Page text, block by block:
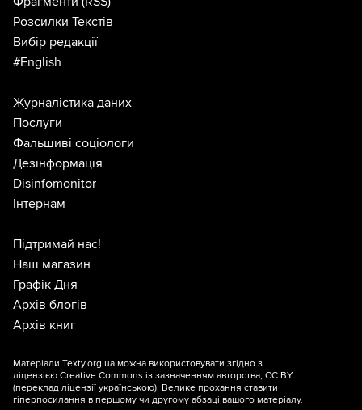
Розсилки Текстів
Вибір редакції
#English
Журналістика даних
Послуги
Фальшиві соціологи
Дезінформація
Disinfomonitor
Інтернам
Підтримай нас!
Наш магазин
Графік Дня
Архів блогів
Архів книг
Матеріали Texty.org.ua можна використовувати згідно з
ліцензією Creative Commons із зазначенням авторства, CC BY
(переклад ліцензії українською). Велике прохання ставити
гіперпосилання в першому чи другому абзаці вашого матеріалу.